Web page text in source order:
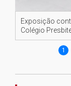
Exposição
Colégio
1